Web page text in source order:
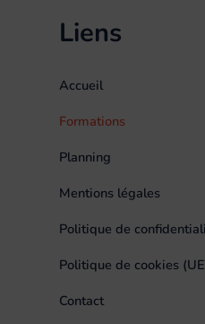
Liens
Accueil
Formations
Planning
Mentions légales
Politique de
Politique de cookies
Contact